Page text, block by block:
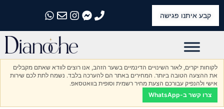
קבע איתנו פגישה
התקשרו אלינו
התקשרו אלינו
התקשרו אלינו
התקשרו אלינו
התקשרו אלינו
לקוחות יקרים, לאור השינויים הדינמיים בשער הזהב, אנו רוצים לוודא שאתם מקבלים
את ההצעה הטובה ביותר. המחירים באתר הם להערכה בלבד. נשמח לתת לכם שירות
אישי ולהנפיק עבורכם הצעת מחיר רשמית וסופית בוואטסאפ.
צרו קשר ב-WhatsApp